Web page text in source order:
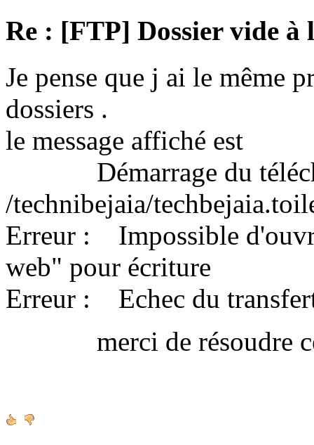
Re : [FTP] Dossier vide à
Je pense que j ai le même
dossiers .
le message affiché est
Démarrage du
/technibejaia/
Erreur : Impossible
web" pour écriture
Erreur : Echec du
merci de résoudre ce